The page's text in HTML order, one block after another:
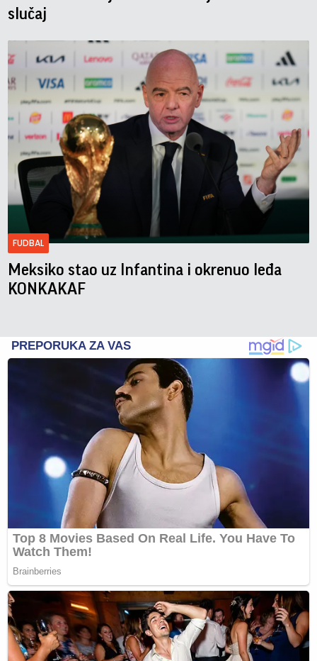
slučaj
FUDBAL
Meksiko stao uz Infantina i okrenuo leđa
KONKAKAF